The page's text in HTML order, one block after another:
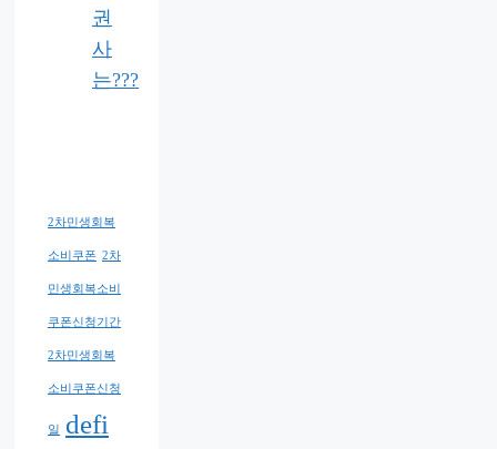
권
사
는???
2차민생회복
소비쿠폰 2차
민생회복소비
쿠폰신청기간
2차민생회복
소비쿠폰신청
일 defi